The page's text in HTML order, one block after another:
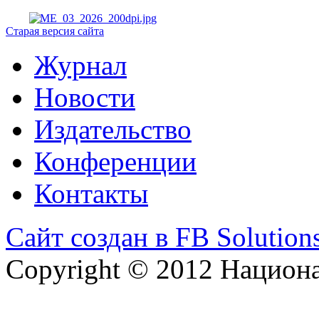
Старая версия сайта
Журнал
Новости
Издательство
Конференции
Контакты
Сайт создан в FB
Copyright © 2012